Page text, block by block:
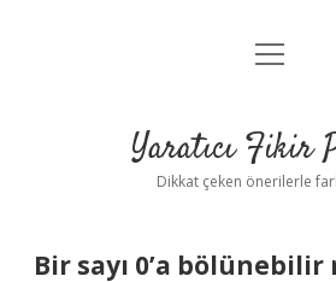
Anasayfa
Yasal Uyarı
menüyü
Yaratıcı Fikir
Dikkat çeken önerilerle
Bir sayı 0’a bölünebilir